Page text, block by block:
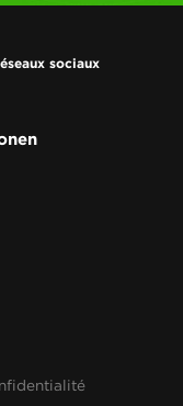
sociaux